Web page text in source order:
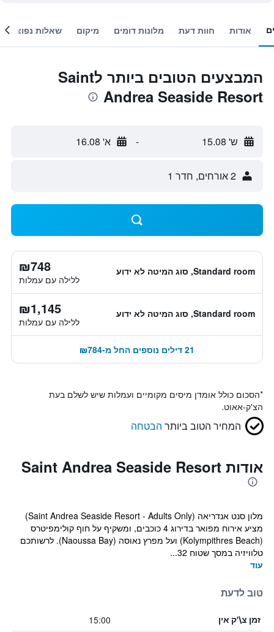
אודות חוות דעת מלונות דומים מיקום שאלות נפוצות
המבצעים הטובים ביותר לSaint
Andrea Seaside Resort
ש' 15.08 - א' 16.08
2 אורחים, חדר 1
Standard room, סוג המיטה לא ידוע ₪748
ללילה עם עמלות
Standard room, סוג המיטה לא ידוע ₪1,145
ללילה עם עמלות
21 דילים נוספים החל מ-₪784
*הסכום כולל אומדן מיסים מקומיים ועמלות שיש לשלם בעת
הצ'ק-אאוט.
המחיר הטוב ביותר הבטחה
אודות Saint Andrea Seaside Resort
מלון סנט אנדריאה (Saint Andrea Seaside Resort - Adults Only)
מציע אירוח מפואר בדירוג 4 כוכבים, ומשקיף על חוף קולימפיטרס
(Kolympithres Beach) ועל מפרץ נאוסה (Naoussa Bay). לרשותכם
טלוויזיה במסך שטוח 32...
עוד
טוב לדעת
זמן צ\'ק אין 15:00